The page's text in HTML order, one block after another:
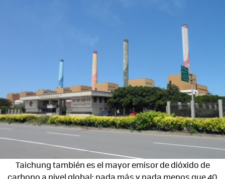
Taichung también es el mayor emisor de dióxido de